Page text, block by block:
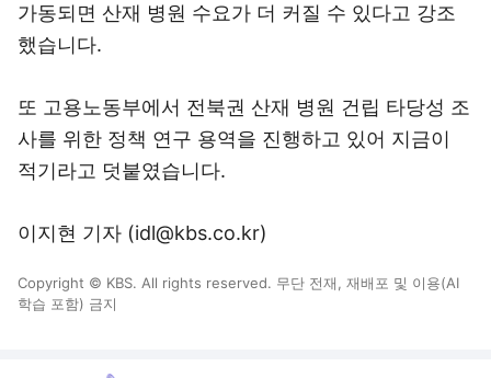
가동되면 산재 병원 수요가 더 커질 수 있다고 강조
했습니다.
또 고용노동부에서 전북권 산재 병원 건립 타당성 조
사를 위한 정책 연구 용역을 진행하고 있어 지금이
적기라고 덧붙였습니다.
이지현 기자 (idl@kbs.co.kr)
Copyright © KBS. All rights reserved. 무단 전재, 재배포 및 이용(AI
학습 포함) 금지